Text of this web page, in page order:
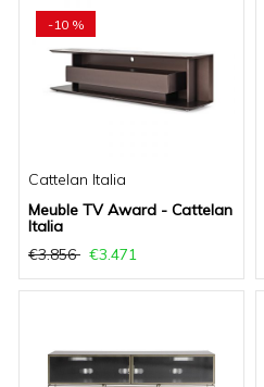
-10 %
Cattelan Italia
Meuble TV Award - Cattelan
Italia
€3.856
€3.471